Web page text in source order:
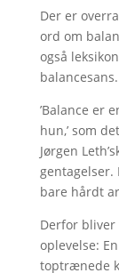
Der er
ord om
også
balancesans.
’Balance er
hun,’ som
Jørgen
bare hårdt
Derfor
oplevelse:
toptrænede